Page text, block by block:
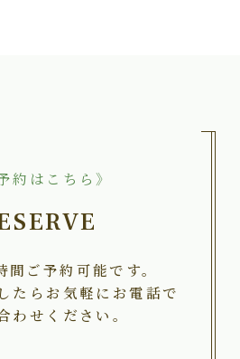
約はこちら》
ご予約可能です。
たらお気軽にお電話で
わせください。